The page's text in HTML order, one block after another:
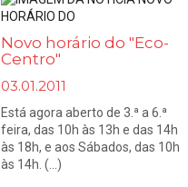
Novo horário do "Eco-
Centro"
03.01.2011
Está agora aberto de 3.ª a 6.ª
feira, das 10h às 13h e das 14h
às 18h, e aos Sábados, das 10h
às 14h. (...)